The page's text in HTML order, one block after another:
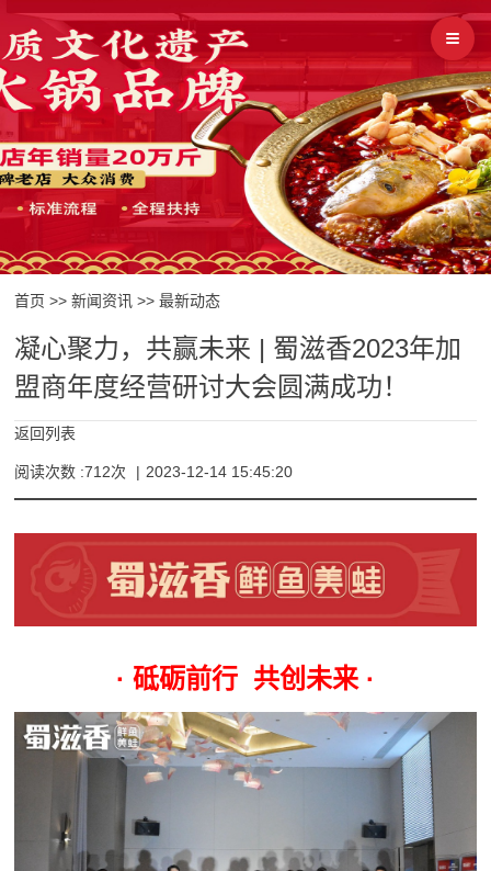
首页 >>新闻资讯 >>最新动态
凝心聚力，共赢未来 | 蜀滋香2023年加
盟商年度经营研讨大会圆满成功！
返回列表
阅读次数 :712次 | 2023-12-14 15:45:20
· 砥砺前行 共创未来 ·